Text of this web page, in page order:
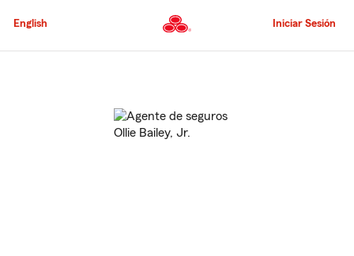
al
principal
English Iniciar Sesión